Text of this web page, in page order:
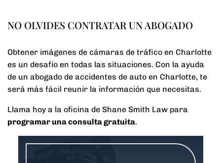
NO OLVIDES CONTRATAR UN ABOGADO
Obtener imágenes de cámaras de tráfico en Charlotte
es un desafío en todas las situaciones. Con la ayuda
de un abogado de accidentes de auto en Charlotte, te
será más fácil reunir la información que necesitas.
Llama hoy a la oficina de Shane Smith Law para
programar una consulta gratuita.